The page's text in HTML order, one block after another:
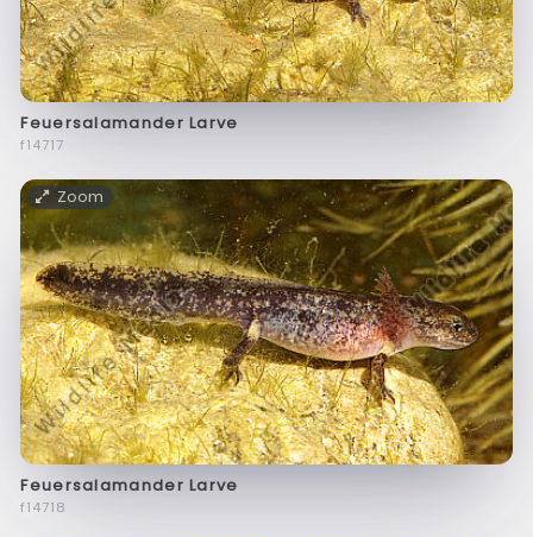
Feuersalamander Larve
f14717
Zoom
Feuersalamander Larve
f14718